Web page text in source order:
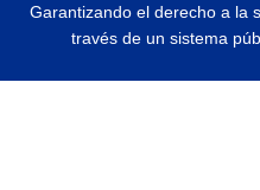
Garantizando el derecho a la
través de un sistema